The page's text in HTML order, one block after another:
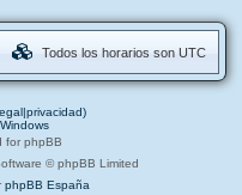
Todos los horarios son UTC
for phpBB
© phpBB Limited
phpBB España